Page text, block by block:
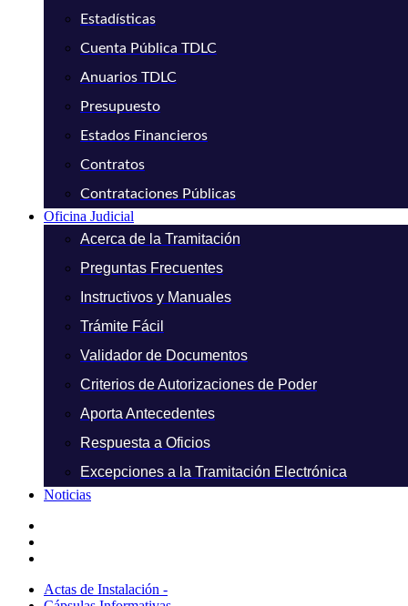
Estadísticas
Cuenta Pública TDLC
Anuarios TDLC
Presupuesto
Estados Financieros
Contratos
Contrataciones Públicas
Oficina Judicial
Acerca de la Tramitación
Preguntas Frecuentes
Instructivos y Manuales
Trámite Fácil
Validador de Documentos
Criterios de Autorizaciones de Poder
Aporta Antecedentes
Respuesta a Oficios
Excepciones a la Tramitación Electrónica
Noticias
Actas de Instalación -